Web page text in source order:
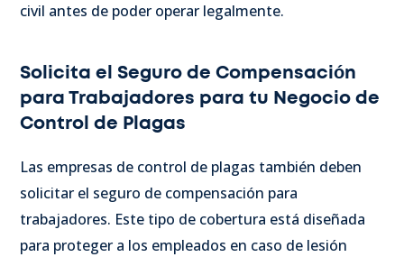
civil antes de poder operar legalmente.
Solicita el Seguro de Compensación
para Trabajadores para tu Negocio de
Control de Plagas
Las empresas de control de plagas también deben
solicitar el seguro de compensación para
trabajadores. Este tipo de cobertura está diseñada
para proteger a los empleados en caso de lesión